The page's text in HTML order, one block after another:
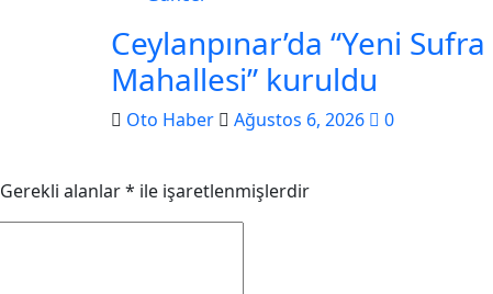
Ceylanpınar’da “Yeni Sufra
Mahallesi” kuruldu
Oto Haber Ağustos 6, 2026 0
Gerekli alanlar* ile işaretlenmişlerdir